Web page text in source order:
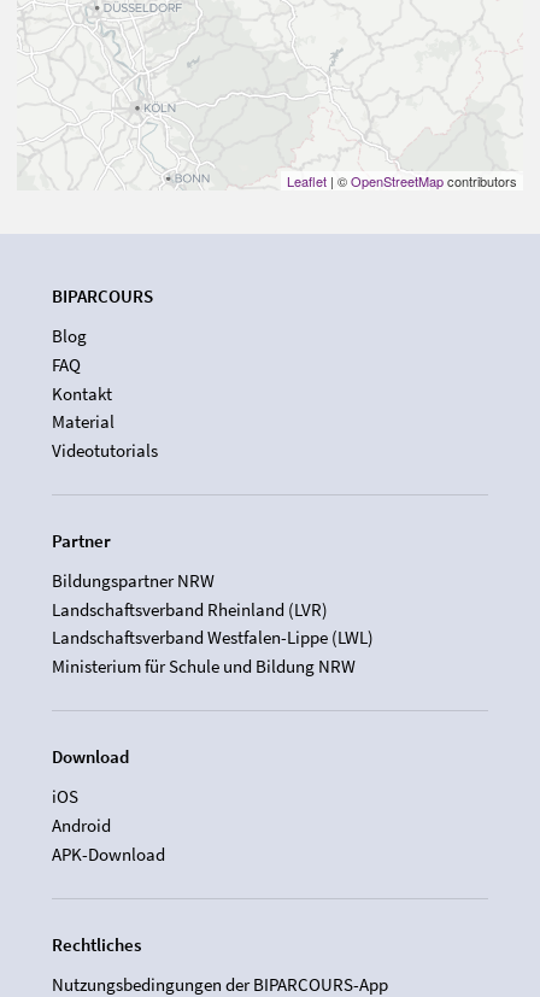
Leaflet | ©OpenStreetMapcontributors
BIPARCOURS
Blog
FAQ
Kontakt
Material
Videotutorials
Partner
Bildungspartner NRW
Landschaftsverband Rheinland (LVR)
Landschaftsverband Westfalen-Lippe (LWL)
Ministerium für Schule und Bildung NRW
Download
iOS
Android
APK-Download
Rechtliches
Nutzungsbedingungen der BIPARCOURS-App